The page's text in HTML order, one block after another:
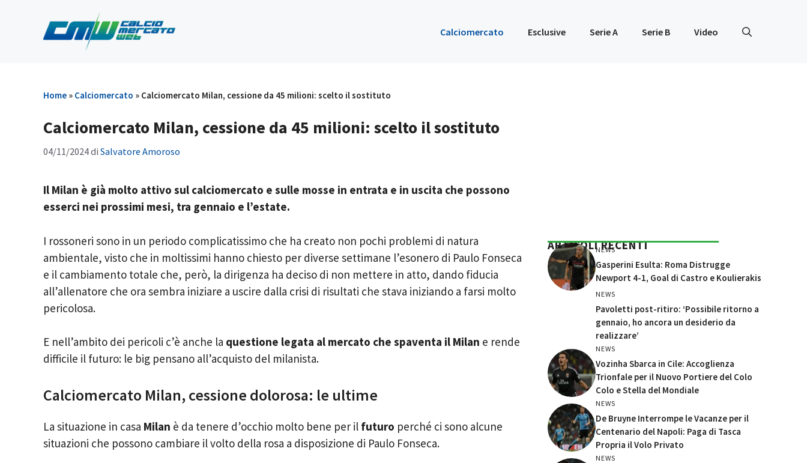
contenuto
Calciomercato Esclusive Serie A Serie B Video
Home » Calciomercato » Calciomercato Milan, cessione da 45 milioni: scelto il sostituto
Calciomercato Milan, cessione da 45 milioni: scelto il sostituto
04/11/2024di Salvatore Amoroso
Il Milan è già molto attivo sul calciomercato e sulle mosse in entrata e in uscita che possono
esserci nei prossimi mesi, tra gennaio e l’estate.
I rossoneri sono in un periodo complicatissimo che ha creato non pochi problemi di natura
ambientale, visto che in moltissimi hanno chiesto per diverse settimane l’esonero di Paulo Fonseca
e il cambiamento totale che, però, la dirigenza ha deciso di non mettere in atto, dando fiducia
all’allenatore che ora sembra iniziare a uscire dalla crisi di risultati che stava iniziando a farsi molto
pericolosa.
E nell’ambito dei pericoli c’è anche la questione legata al mercato che spaventa il Milan e rende
difficile il futuro: le big pensano all’acquisto del milanista.
Calciomercato Milan, cessione dolorosa: le ultime
La situazione in casa Milan è da tenere d’occhio molto bene per il futuro perché ci sono alcune
situazioni che possono cambiare il volto della rosa a disposizione di Paulo Fonseca.
ARTICOLI RECENTI
NEWS
Gasperini Esulta: Roma Distrugge
Newport 4-1, Goal di Castro e Koulierakis
NEWS
Pavoletti post-ritiro: ‘Possibile ritorno a
gennaio, ho ancora un desiderio da
realizzare’
NEWS
Vozinha Sbarca in Cile: Accoglienza
Trionfale per il Nuovo Portiere del Colo
Colo e Stella del Mondiale
NEWS
De Bruyne Interrompe le Vacanze per il
Centenario del Napoli: Paga di Tasca
Propria il Volo Privato
NEWS